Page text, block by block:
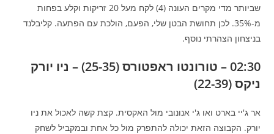
שביותר מדי מקרים העונה (4) לקח מעל 20 זריקות וקלע בפחות
מ-35%. לכן תחושת הבטן שלי, הפעם, הולכת עם הפתעה. קליבלנד
בניצחון הצהרתי נוסף.
02:30 – טורונטו ראפטורס (25-35) – ניו יורק
ניקס (22-39)
אר ג'יי בארט ואו ג'י אנונובי מול האקסית. קצת קשה לאכול את ניו
יורק. הקבוצה הזאת יכולה להתפרק מול כל אחת ובמקביל לשחק